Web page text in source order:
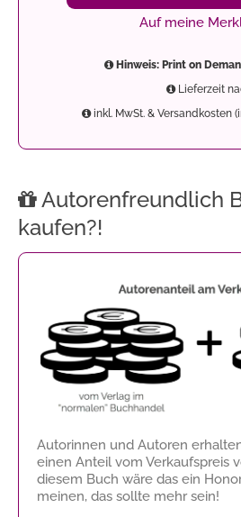
Auf meine
Hinweis: Print on
Lieferzeit
inkl. MwSt. & Versandkosten
Autorenfreundlich
kaufen?!
Autorinnen und Autoren
einen Anteil vom Verkaufspreis
diesem Buch wäre das ein
meinen, das sollte mehr sein!